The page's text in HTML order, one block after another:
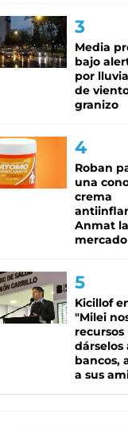
Media
bajo
por
de
granizo
Roban
una
crema
Anmat
mercado
Kicillof
"Milei
recursos
dárselos
bancos,
a sus